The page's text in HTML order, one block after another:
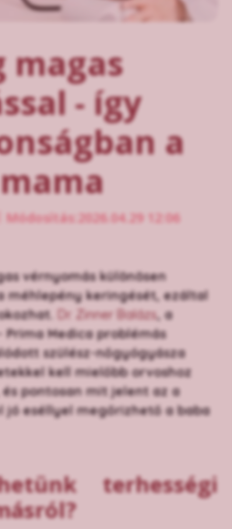
magas
- így
a
Módosítás:2026.04.29 12:06
vérnyomás különösen
méhlepény keringését, ezáltal
Dr. Zinner Balázs, a
Medica problémás
szülész-nőgyógyásza
kell mielőbb orvoshoz
pontosan mit jelent az a
jó eséllyel megőrizhető a baba
terhességi